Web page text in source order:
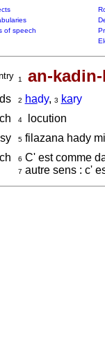
of speech
1 an-
2 hady, 3 kary
4locution
5filazana hady
6 C' est comme
7 autre sens : c'